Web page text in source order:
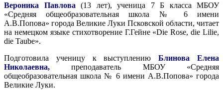
Вероника Павлова (13 лет), ученица 7 Б класса МБОУ
«Средняя общеобразовательная школа № 6 имени
А.В.Попова» города Великие Луки Псковской области, читает
на немецком языке стихотворение Г.Гейне «Die Rose, die Lilie,
die Taube».
Подготовила ученицу к выступлениюБлинова Елена
Николаевна, преподаватель МБОУ «Средняя
общеобразовательная школа № 6 имени А.В.Попова» города
Великие Луки.